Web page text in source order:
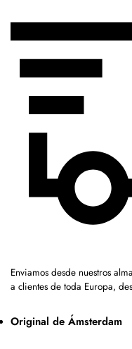
Enviamos desde nuestros
a clientes de toda Europa,
Original de Ámsterdam